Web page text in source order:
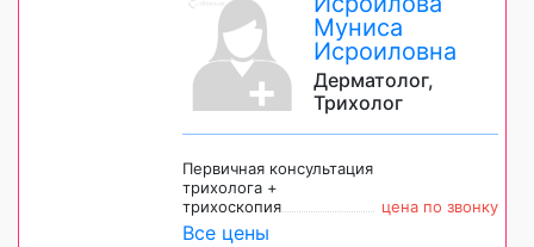
Муниса
Исроиловна
Дерматолог,
Трихолог
Первичная консультация
трихолога +
трихоскопия
цена по звонку
Все цены